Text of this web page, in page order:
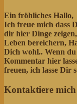
Ein fröhliches Hallo,
Ich freue mich dass
dir hier Dinge
Leben bereichern,
Dich wohl.. Wenn
Kommentar hier
freuen, ich lasse Dir
Kontaktiere mich